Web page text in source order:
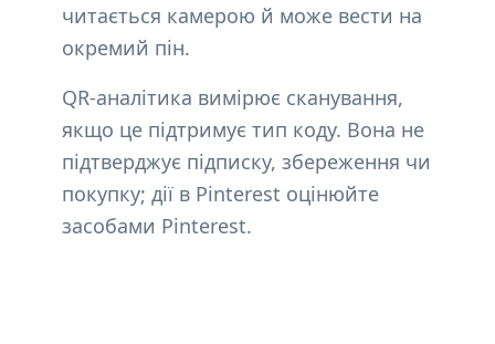
читається камерою й може вести на
окремий пін.
QR-аналітика вимірює сканування,
якщо це підтримує тип коду. Вона не
підтверджує підписку, збереження чи
покупку; дії в Pinterest оцінюйте
засобами Pinterest.